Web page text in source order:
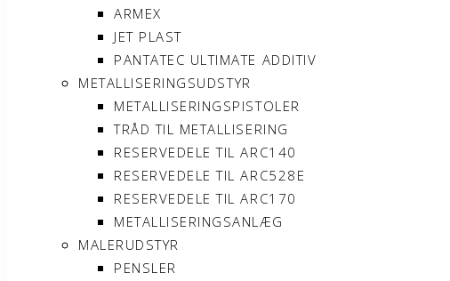
ARMEX
JET PLAST
PANTATEC ULTIMATE ADDITIV
METALLISERINGSUDSTYR
METALLISERINGSPISTOLER
TRÅD TIL METALLISERING
RESERVEDELE TIL ARC140
RESERVEDELE TIL ARC528E
RESERVEDELE TIL ARC170
METALLISERINGSANLÆG
MALERUDSTYR
PENSLER